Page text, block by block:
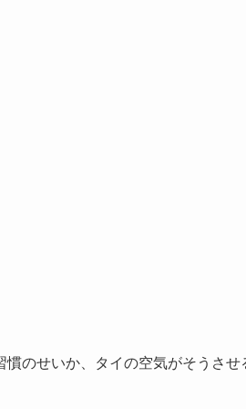
のせいか、タイの空気がそうさ